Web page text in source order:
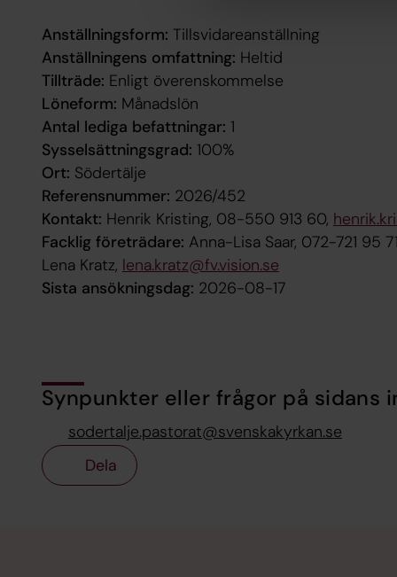
Anställningsform: Tillsvidareanställning
Anställningens omfattning: Heltid
Tillträde: Enligt överenskommelse
Löneform: Månadslön
Antal lediga befattningar: 1
Sysselsättningsgrad: 100%
Ort: Södertälje
Referensnummer: 2026/452
Kontakt: Henrik Kristing, 08-550 913 60,
Facklig företrädare: Anna-Lisa Saar, 072-721 95 71
Lena Kratz, lena.kratz@fv.vision.se
Sista ansökningsdag: 2026-08-17
Synpunkter eller frågor på sidans
sodertalje.pastorat@svenskakyrkan.se
Dela